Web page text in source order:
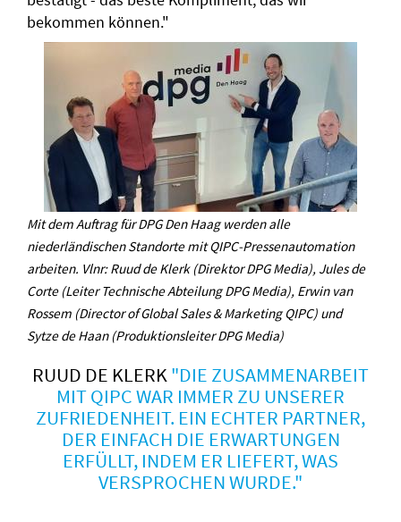
bekommen können."
Mit dem Auftrag für DPG Den Haag werden alle
niederländischen Standorte mit QIPC-Pressenautomation
arbeiten. Vlnr: Ruud de Klerk (Direktor DPG Media), Jules de
Corte (Leiter Technische Abteilung DPG Media), Erwin van
Rossem (Director of Global Sales & Marketing QIPC) und
Sytze de Haan (Produktionsleiter DPG Media)
RUUD DE KLERK"DIE ZUSAMMENARBEIT
MIT QIPC WAR IMMER ZU UNSERER
ZUFRIEDENHEIT. EIN ECHTER PARTNER,
DER EINFACH DIE ERWARTUNGEN
ERFÜLLT, INDEM ER LIEFERT, WAS
VERSPROCHEN WURDE."